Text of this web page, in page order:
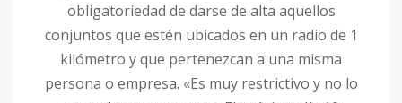
obligatoriedad de darse de alta aquellos
conjuntos que estén ubicados en un radio de 1
kilómetro y que pertenezcan a una misma
persona o empresa. «Es muy restrictivo y no lo